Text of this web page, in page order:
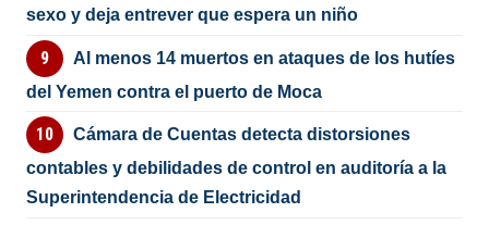
sexo y deja entrever que espera un niño
Al menos 14 muertos en ataques de los hutíes
del Yemen contra el puerto de Moca
Cámara de Cuentas detecta distorsiones
contables y debilidades de control en auditoría a la
Superintendencia de Electricidad